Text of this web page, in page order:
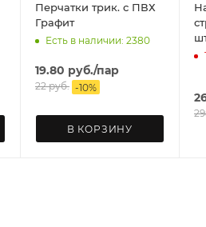
Перчатки трик. с ПВХ
Графит
Есть в наличии: 2380
19.80 руб./пар
22руб. -10%
В КОРЗИНУ